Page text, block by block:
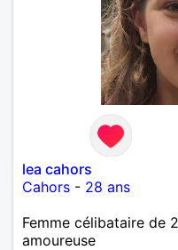
lea cahors
Cahors - 28 ans
Femme célibataire de
amoureuse